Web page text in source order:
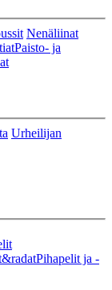
Nenäliinat
Paisto- ja
Urheilijan
Pihapelit ja -